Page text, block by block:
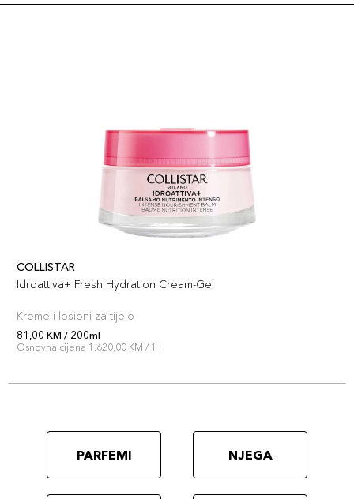
COLLISTAR
Idroattiva+ Fresh Hydration Cream-Gel
Kreme i losioni za tijelo
81,00 KM / 200ml
Osnovna cijena 1.620,00 KM / 1 l
PARFEMI NJEGA